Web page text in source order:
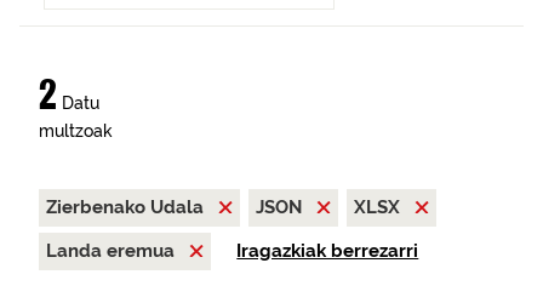
2 Datu
multzoak
Zierbenako Udala JSON
XLSX
Landa eremua
Iragazkiak berrezarri